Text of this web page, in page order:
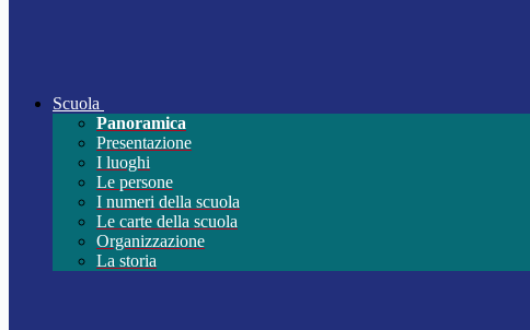
Scuola
Panoramica
Presentazione
I luoghi
Le persone
I numeri della scuola
Le carte della scuola
Organizzazione
La storia